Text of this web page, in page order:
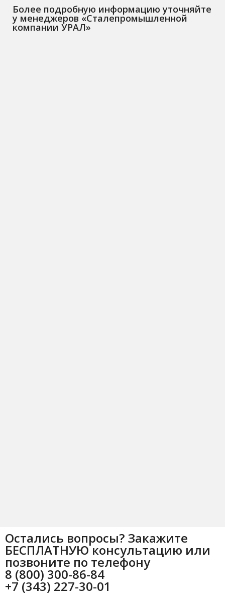
Более подробную информацию уточняйте
у менеджеров «Сталепромышленной
компании УРАЛ»
Остались вопросы? Закажите
БЕСПЛАТНУЮ консультацию или
позвоните по телефону
8 (800) 300-86-84
+7 (343) 227-30-01